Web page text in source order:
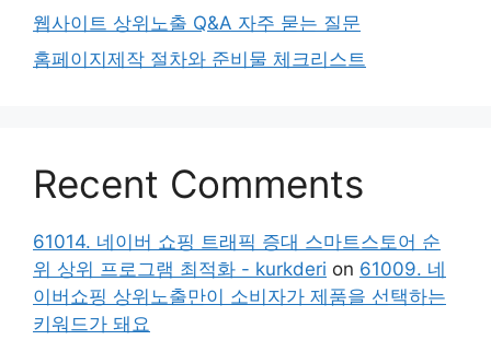
웹사이트 상위노출 Q&A 자주 묻는 질문
홈페이지제작 절차와 준비물 체크리스트
Recent Comments
61014. 네이버 쇼핑 트래픽 증대 스마트스토어 순
위 상위 프로그램 최적화 - kurkderi on 61009. 네
이버쇼핑 상위노출만이 소비자가 제품을 선택하는
키워드가 돼요